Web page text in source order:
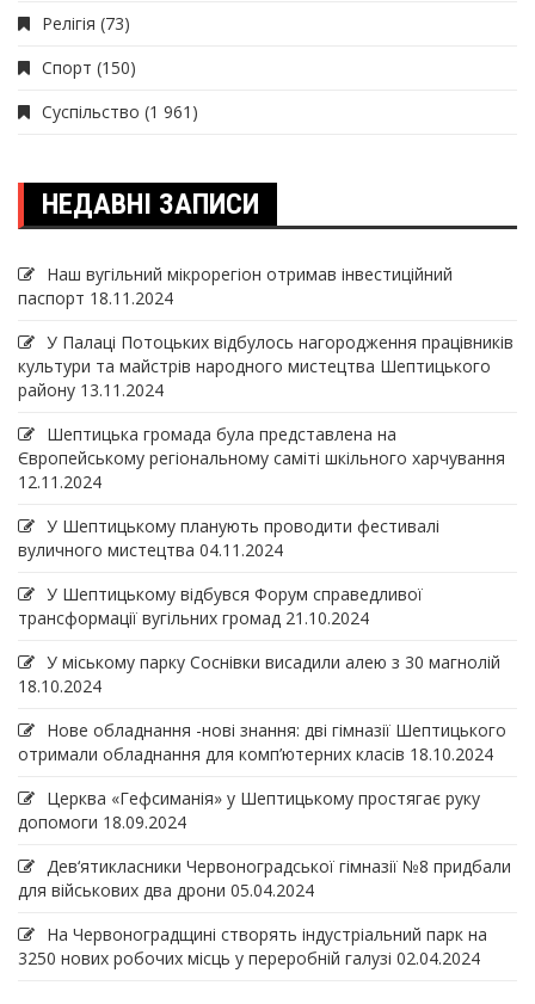
Релігія (73)
Спорт (150)
Суспільство (1 961)
НЕДАВНІ ЗАПИСИ
Наш вугільний мікрорегіон отримав інвеcтиційний
паспорт 18.11.2024
У Палаці Потоцьких відбулось нагородження працівників
культури та майстрів народного мистецтва Шептицького
району 13.11.2024
Шептицька громада була представлена на
Європейському регіональному саміті шкільного харчування
12.11.2024
У Шептицькому планують проводити фестивалі
вуличного мистецтва 04.11.2024
У Шептицькому відбувся Форум справедливої
трансформації вугільних громад 21.10.2024
У міському парку Соснівки висадили алею з 30 магнолій
18.10.2024
Нове обладнання -нові знання: дві гімназії Шептицького
отримали обладнання для комп’ютерних класів 18.10.2024
Церква «Гефсиманія» у Шептицькому простягає руку
допомоги 18.09.2024
Дев‘ятикласники Червоноградської гімназії №8 придбали
для військових два дрони 05.04.2024
На Червоноградщині створять індустріальний парк на
3250 нових робочих місць у переробній галузі 02.04.2024